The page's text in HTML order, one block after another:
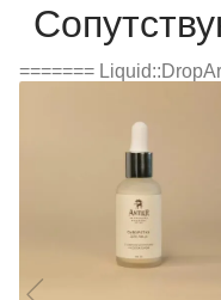
=======